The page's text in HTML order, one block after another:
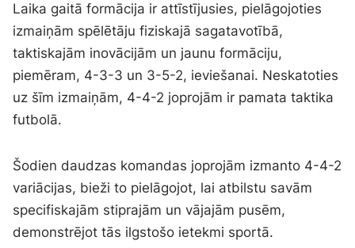
Laika gaitā formācija ir attīstījusies, pielāgojoties
izmaiņām spēlētāju fiziskajā sagatavotībā,
taktiskajām inovācijām un jaunu formāciju,
piemēram, 4-3-3 un 3-5-2, ieviešanai. Neskatoties
uz šīm izmaiņām, 4-4-2 joprojām ir pamata taktika
futbolā.
Šodien daudzas komandas joprojām izmanto 4-4-2
variācijas, bieži to pielāgojot, lai atbilstu savām
specifiskajām stiprajām un vājajām pusēm,
demonstrējot tās ilgstošo ietekmi sportā.